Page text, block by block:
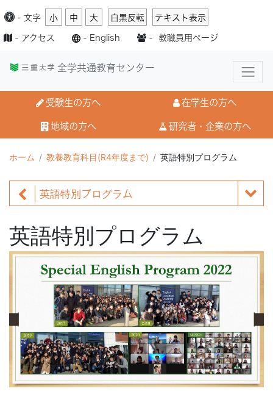
- 文字 小 中 大 白黒反転 テキスト表示
- アクセス - English - 教職員用ページ
全学共通教育センター
受験生の方へ 在学生の方へ
地域の方へ 研究者・企業の方へ
ホーム 教養教育科目(R4年度まで) 英語特別プログラム
英語特別プログラム
英語特別プログラム